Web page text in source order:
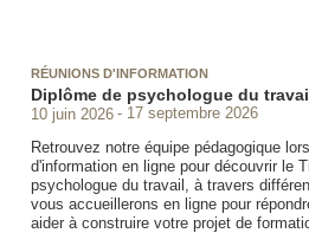
RÉUNIONS D'INFORMATION
Diplôme de psychologue du
10 juin 2026
17 septembre 2026
Retrouvez notre équipe pédagogique
d'information en ligne pour découvrir le
psychologue du travail, à travers
vous accueillerons en ligne pour
aider à construire votre projet de